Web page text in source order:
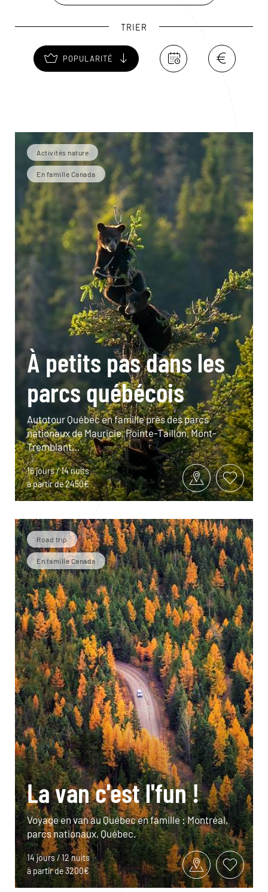
TRIER
POPULARITÉ
Activités nature
En famille Canada
À petits pas dans les
parcs québécois
Autotour Québec en famille près des parcs
nationaux de Mauricie, Pointe-Taillon, Mont-
Tremblant…
16 jours / 14 nuits
à partir de 2450€
Road trip
En famille Canada
La van c'est l'fun !
Voyage en van au Québec en famille : Montréal,
parcs nationaux, Québec.
14 jours / 12 nuits
à partir de 3200€